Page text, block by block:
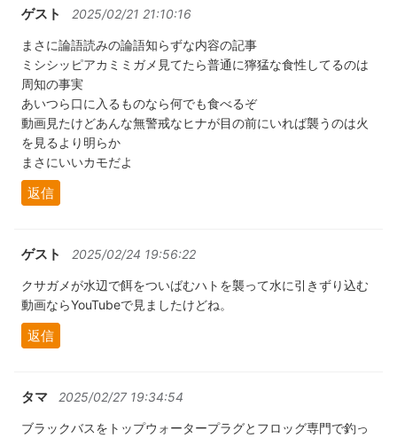
ゲスト 2025/02/21 21:10:16
まさに論語読みの論語知らずな内容の記事
ミシシッピアカミミガメ見てたら普通に獰猛な食性してるのは
周知の事実
あいつら口に入るものなら何でも食べるぞ
動画見たけどあんな無警戒なヒナが目の前にいれば襲うのは火
を見るより明らか
まさにいいカモだよ
返信
ゲスト 2025/02/24 19:56:22
クサガメが水辺で餌をついばむハトを襲って水に引きずり込む
動画ならYouTubeで見ましたけどね。
返信
タマ 2025/02/27 19:34:54
ブラックバスをトップウォータープラグとフロッグ専門で釣っ